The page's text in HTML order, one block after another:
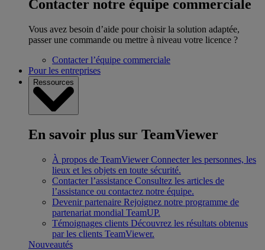
Contacter notre équipe commerciale
Vous avez besoin d’aide pour choisir la solution adaptée,
passer une commande ou mettre à niveau votre licence ?
Contacter l’équipe commerciale
Pour les entreprises
Ressources
En savoir plus sur TeamViewer
À propos de TeamViewer Connecter les personnes, les
lieux et les objets en toute sécurité.
Contacter l’assistance Consultez les articles de
l’assistance ou contactez notre équipe.
Devenir partenaire Rejoignez notre programme de
partenariat mondial TeamUP.
Témoignages clients Découvrez les résultats obtenus
par les clients TeamViewer.
Nouveautés